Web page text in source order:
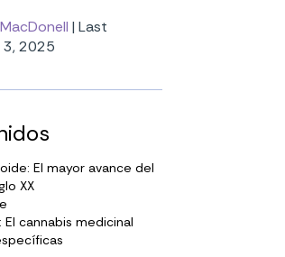
| Last
2025
El mayor avance del
XX
cannabis medicinal